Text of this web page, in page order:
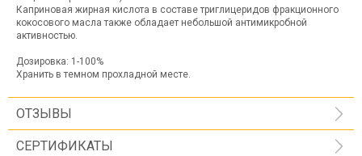
Каприновая жирная кислота в составе триглицеридов фракционного
кокосового масла также обладает небольшой антимикробной
активностью.
Дозировка: 1-100%
Хранить в темном прохладной месте.
ОТЗЫВЫ
СЕРТИФИКАТЫ